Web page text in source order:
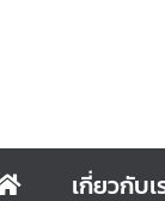
เกี่ยวกับเ